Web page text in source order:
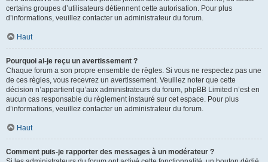
certains groupes d’utilisateurs détiennent cette autorisation. Pour plus
d’informations, veuillez contacter un administrateur du forum.
Haut
Pourquoi ai-je reçu un avertissement ?
Chaque forum a son propre ensemble de règles. Si vous ne respectez pas une
de ces règles, vous recevrez un avertissement. Veuillez noter que cette
décision n’appartient qu’aux administrateurs du forum, phpBB Limited n’est en
aucun cas responsable du règlement instauré sur cet espace. Pour plus
d’informations, veuillez contacter un administrateur du forum.
Haut
Comment puis-je rapporter des messages à un modérateur ?